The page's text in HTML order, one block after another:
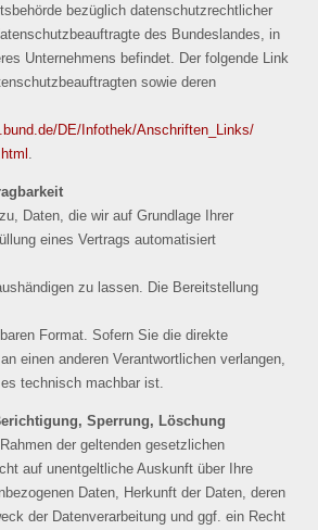
bezüglich datenschutzrechtlicher
des Bundeslandes, in
Unternehmens befindet. Der folgende Link
sowie deren
DE/Infothek/Anschriften_Links/
Daten, die wir auf Grundlage Ihrer
eines Vertrags automatisiert
zu lassen. Die Bereitstellung
Format. Sofern Sie die direkte
einen anderen Verantwortlichen verlangen,
technisch machbar ist.
Sperrung, Löschung
der geltenden gesetzlichen
auf unentgeltliche Auskunft über Ihre
Daten, Herkunft der Daten, deren
der Datenverarbeitung und ggf. ein Recht